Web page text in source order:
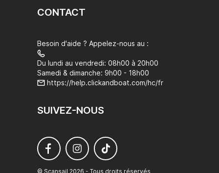
CONTACT
Besoin d'aide ? Appelez-nous au :
Du lundi au vendredi: 08h00 à 20h00
Samedi & dimanche: 9h00 - 18h00
https://help.clickandboat.com/hc/fr
SUIVEZ-NOUS
© Scansail 2026 - Tous droits réservés